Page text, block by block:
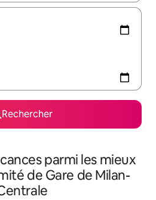
Rechercher
parmi les mieux
de Gare de Milan-